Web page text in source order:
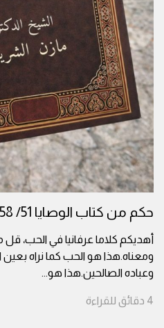
حكم من كتاب الوصايا 51/ 58
أهديكم كلاما عرفانيا في الحب،
ومعناه.هذا هو الحب كما نراه بعين
وعباده الصالحين.هذا هو...
4 دقائق للقراءة